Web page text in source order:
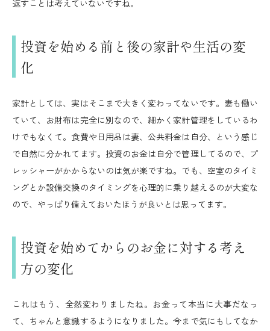
返すことは考えていないですね。
投資を始める前と後の家計や生活の変
化
家計としては、実はそこまで大きく変わってないです。妻も働い
ていて、お財布は完全に別なので、細かく家計管理をしているわ
けでもなくて。食費や日用品は妻、公共料金は自分、という感じ
で自然に分かれてます。投資のお金は自分で管理してるので、プ
レッシャーがかからないのは気が楽ですね。でも、空室のタイミ
ングとか設備交換のタイミングを心理的に乗り越えるのが大変な
ので、やっぱり備えておいたほうが良いとは思ってます。
投資を始めてからのお金に対する考え
方の変化
これはもう、全然変わりましたね。お金って本当に大事だなっ
て、ちゃんと意識するようになりました。今まで気にもしてなか